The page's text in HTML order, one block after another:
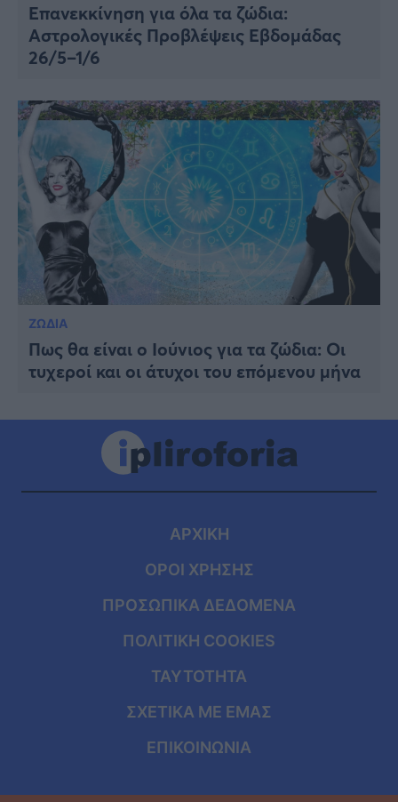
Επανεκκίνηση για όλα τα ζώδια:
Αστρολογικές Προβλέψεις Εβδομάδας
26/5–1/6
ΖΩΔΙΑ
Πως θα είναι ο Ιούνιος για τα ζώδια: Οι
τυχεροί και οι άτυχοι του επόμενου μήνα
ΑΡΧΙΚΗ
ΟΡΟΙ ΧΡΗΣΗΣ
ΠΡΟΣΩΠΙΚΑ ΔΕΔΟΜΕΝΑ
ΠΟΛΙΤΙΚΗ COOKIES
ΤΑΥΤΟΤΗΤΑ
ΣΧΕΤΙΚΑ ΜΕ ΕΜΑΣ
ΕΠΙΚΟΙΝΩΝΙΑ